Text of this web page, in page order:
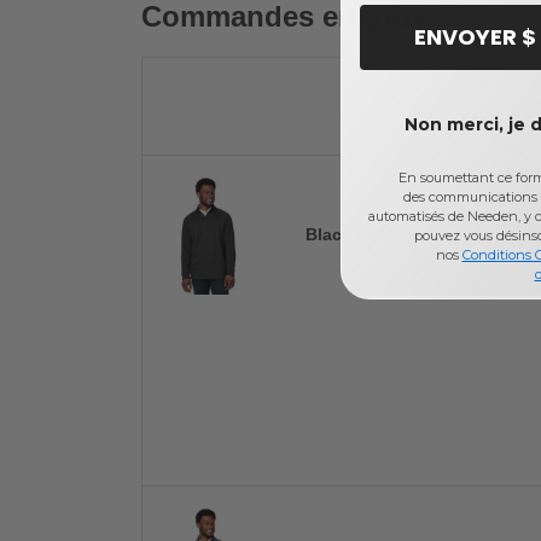
Commandes en gros
Black Melange
ENVOYER
Non merci, je
En soumettant ce
des communications
automatisés de Needen, y
pouvez vous
nos Conditions